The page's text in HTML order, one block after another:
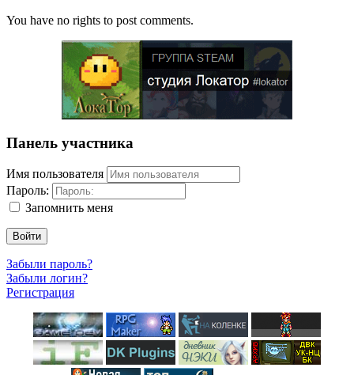
You have no rights to post comments.
Панель участника
Имя пользователя
Пароль:
Запомнить меня
Войти
Забыли пароль?
Забыли логин?
Регистрация